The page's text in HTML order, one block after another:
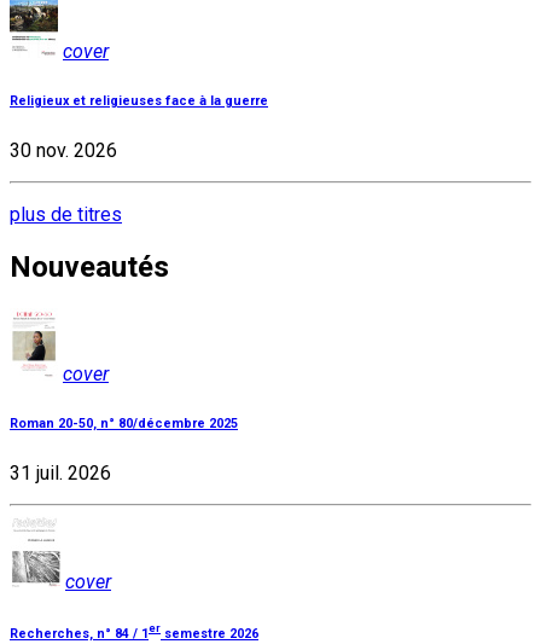
cover
Religieux et religieuses face à la guerre
30 nov. 2026
plus de titres
Nouveautés
cover
Roman 20-50, n° 80/décembre 2025
31 juil. 2026
cover
Recherches, n° 84 / 1 er semestre 2026